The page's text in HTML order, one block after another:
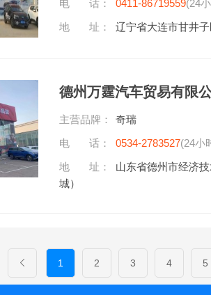
电 话： 0411-86719559(24
地 址：
辽宁省大连市甘井
德州万霆汽车贸易有限
主营品牌：
奇瑞
电 话：
0534-2783527(24小
地 址：
山东省德州市经济
城）
1 2 3 4 5